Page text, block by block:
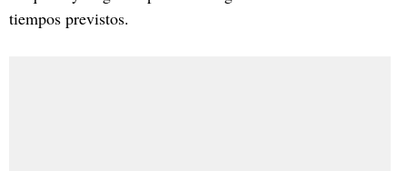
tiempos previstos.